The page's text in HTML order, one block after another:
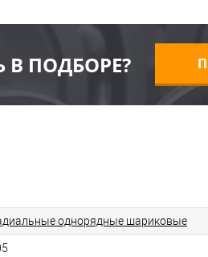
ПОДБОРЕ?
однорядные шариковые